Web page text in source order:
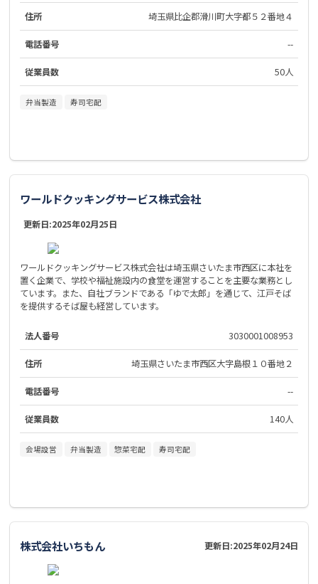
住所 埼玉県比企郡滑川町大字都５２番地４
電話番号 --
従業員数 50人
弁当製造 寿司宅配
ワールドクッキングサービス株式会社
更新日:2025年02月25日
ワールドクッキングサービス株式会社は埼玉県さいたま市西区に本社を
置く企業で、学校や福祉施設内の食堂を運営することを主要な業務とし
ています。また、自社ブランドである「ゆで太郎」を通じて、江戸そば
を提供するそば屋も経営しています。
法人番号 3030001008953
住所 埼玉県さいたま市西区大字島根１０番地２
電話番号 --
従業員数 140人
会場設営 弁当製造 惣菜宅配 寿司宅配
株式会社いちもん 更新日:2025年02月24日